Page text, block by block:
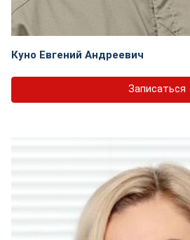
Куно Евгений Андреевич
Записаться